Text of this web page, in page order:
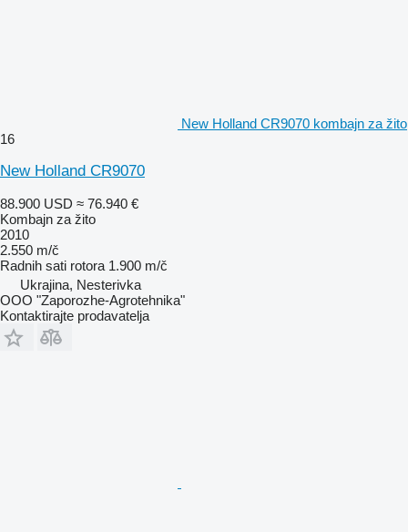
New Holland CR9070 kombajn za žito
16
New Holland CR9070
88.900 USD ≈ 76.940 €
Kombajn za žito
2010
2.550 m/č
Radnih sati rotora 1.900 m/č
Ukrajina, Nesterivka
OOO "Zaporozhe-Agrotehnika"
Kontaktirajte prodavatelja